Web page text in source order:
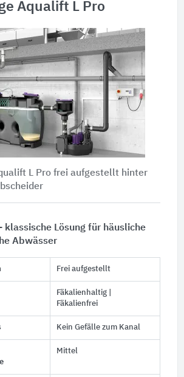
Aqualift L Pro
L Pro frei aufgestellt hinter
klassische Lösung für häusliche
Abwässer
Frei aufgestellt
Fäkalienhaltig |
Fäkalienfrei
Kein Gefälle zum Kanal
Mittel